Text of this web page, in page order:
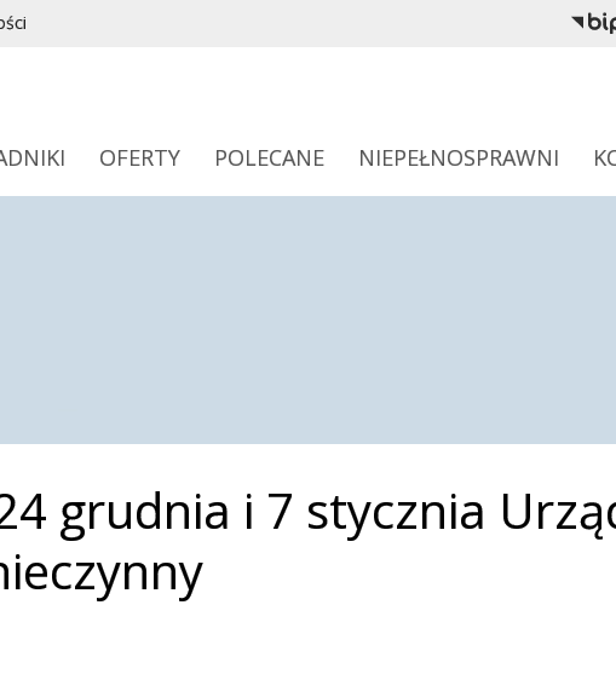
OFERTY POLECANE NIEPEŁNOSPRAWNI
grudnia i 7 stycznia